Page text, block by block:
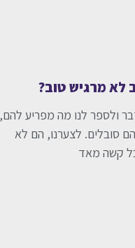
לא מרגיש טוב?
ולספר לנו מה מפריע להם,
סובלים. לצערנו, הם לא
קשה מאד